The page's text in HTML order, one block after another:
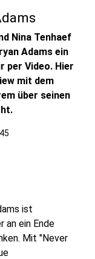
Nina Tenhaef
Adams ein
per Video. Hier
mit dem
über seinen
ist
an ein Ende
Mit "Never